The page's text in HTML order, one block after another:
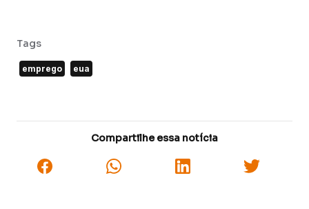
Tags
emprego eua
Compartilhe essa notícia